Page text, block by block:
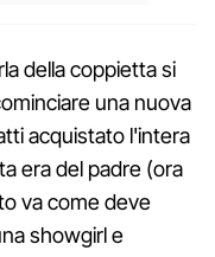
della coppietta si
una nuova
acquistato l'intera
era del padre (ora
va come deve
showgirl e